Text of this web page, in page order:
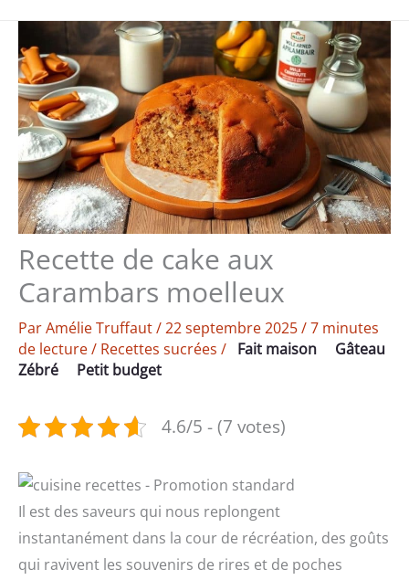
Recette de cake aux
Carambars moelleux
ParAmélie Truffaut/22 septembre 2025/7 minutes
de lecture/ Recettes sucrées / Fait maison
Gâteau
Zébré
Petit budget
4.6/5 - (7 votes)
Il est des saveurs qui nous replongent
instantanément dans la cour de récréation, des goûts
qui ravivent les souvenirs de rires et de poches